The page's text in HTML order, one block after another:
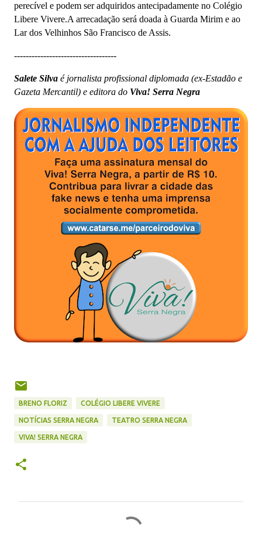
perecível e podem ser adquiridos antecipadamente no Colégio
Libere Vivere.A arrecadação será doada à Guarda Mirim e ao
Lar dos Velhinhos São Francisco de Assis.
-----------------------------------
Salete Silva é jornalista profissional diplomada (ex-Estadão e
Gazeta Mercantil) e editora do Viva! Serra Negra
BRENO FLORIZ COLÉGIO LIBERE VIVERE
NOTÍCIAS SERRA NEGRA TEATRO SERRA NEGRA
VIVA! SERRA NEGRA